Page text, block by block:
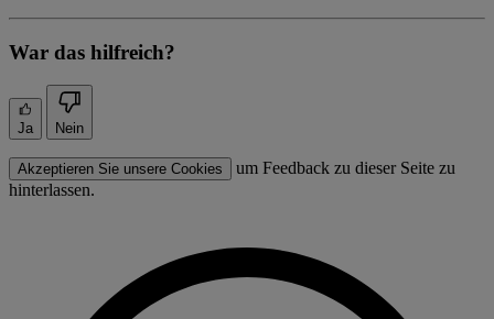
War das hilfreich?
Ja Nein
Akzeptieren Sie unsere Cookies
um Feedback zu dieser Seite zu
hinterlassen.